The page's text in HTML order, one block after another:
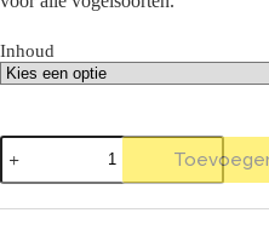
Inhoud
Trosgierst
Chinees
Geel
aantal